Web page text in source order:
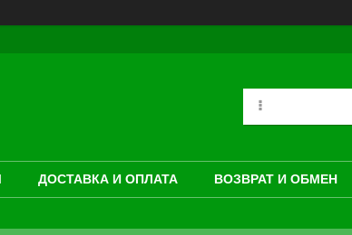
ДОСТАВКА И ОПЛАТА ВОЗВРАТ И ОБМЕН